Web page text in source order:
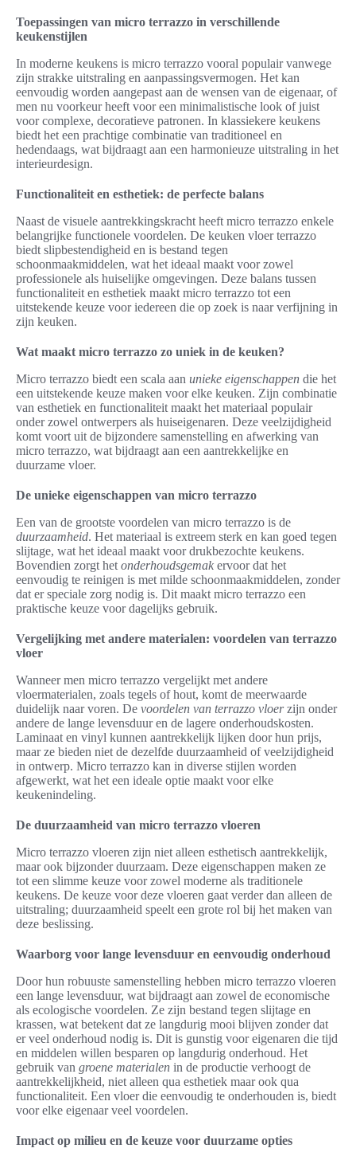
Toepassingen van micro terrazzo in verschillende
keukenstijlen
In moderne keukens is micro terrazzo vooral populair vanwege
zijn strakke uitstraling en aanpassingsvermogen. Het kan
eenvoudig worden aangepast aan de wensen van de eigenaar, of
men nu voorkeur heeft voor een minimalistische look of juist
voor complexe, decoratieve patronen. In klassiekere keukens
biedt het een prachtige combinatie van traditioneel en
hedendaags, wat bijdraagt aan een harmonieuze uitstraling in het
interieurdesign.
Functionaliteit en esthetiek: de perfecte balans
Naast de visuele aantrekkingskracht heeft micro terrazzo enkele
belangrijke functionele voordelen. De keuken vloer terrazzo
biedt slipbestendigheid en is bestand tegen
schoonmaakmiddelen, wat het ideaal maakt voor zowel
professionele als huiselijke omgevingen. Deze balans tussen
functionaliteit en esthetiek maakt micro terrazzo tot een
uitstekende keuze voor iedereen die op zoek is naar verfijning in
zijn keuken.
Wat maakt micro terrazzo zo uniek in de keuken?
Micro terrazzo biedt een scala aan unieke eigenschappen die het
een uitstekende keuze maken voor elke keuken. Zijn combinatie
van esthetiek en functionaliteit maakt het materiaal populair
onder zowel ontwerpers als huiseigenaren. Deze veelzijdigheid
komt voort uit de bijzondere samenstelling en afwerking van
micro terrazzo, wat bijdraagt aan een aantrekkelijke en
duurzame vloer.
De unieke eigenschappen van micro terrazzo
Een van de grootste voordelen van micro terrazzo is de
duurzaamheid. Het materiaal is extreem sterk en kan goed tegen
slijtage, wat het ideaal maakt voor drukbezochte keukens.
Bovendien zorgt het onderhoudsgemak ervoor dat het
eenvoudig te reinigen is met milde schoonmaakmiddelen, zonder
dat er speciale zorg nodig is. Dit maakt micro terrazzo een
praktische keuze voor dagelijks gebruik.
Vergelijking met andere materialen: voordelen van terrazzo
vloer
Wanneer men micro terrazzo vergelijkt met andere
vloermaterialen, zoals tegels of hout, komt de meerwaarde
duidelijk naar voren. De voordelen van terrazzo vloerzijn onder
andere de lange levensduur en de lagere onderhoudskosten.
Laminaat en vinyl kunnen aantrekkelijk lijken door hun prijs,
maar ze bieden niet de dezelfde duurzaamheid of veelzijdigheid
in ontwerp. Micro terrazzo kan in diverse stijlen worden
afgewerkt, wat het een ideale optie maakt voor elke
keukenindeling.
De duurzaamheid van micro terrazzo vloeren
Micro terrazzo vloeren zijn niet alleen esthetisch aantrekkelijk,
maar ook bijzonder duurzaam. Deze eigenschappen maken ze
tot een slimme keuze voor zowel moderne als traditionele
keukens. De keuze voor deze vloeren gaat verder dan alleen de
uitstraling; duurzaamheid speelt een grote rol bij het maken van
deze beslissing.
Waarborg voor lange levensduur en eenvoudig onderhoud
Door hun robuuste samenstelling hebben micro terrazzo vloeren
een lange levensduur, wat bijdraagt aan zowel de economische
als ecologische voordelen. Ze zijn bestand tegen slijtage en
krassen, wat betekent dat ze langdurig mooi blijven zonder dat
er veel onderhoud nodig is. Dit is gunstig voor eigenaren die tijd
en middelen willen besparen op langdurig onderhoud. Het
gebruik van groene materialen in de productie verhoogt de
aantrekkelijkheid, niet alleen qua esthetiek maar ook qua
functionaliteit. Een vloer die eenvoudig te onderhouden is, biedt
voor elke eigenaar veel voordelen.
Impact op milieu en de keuze voor duurzame opties